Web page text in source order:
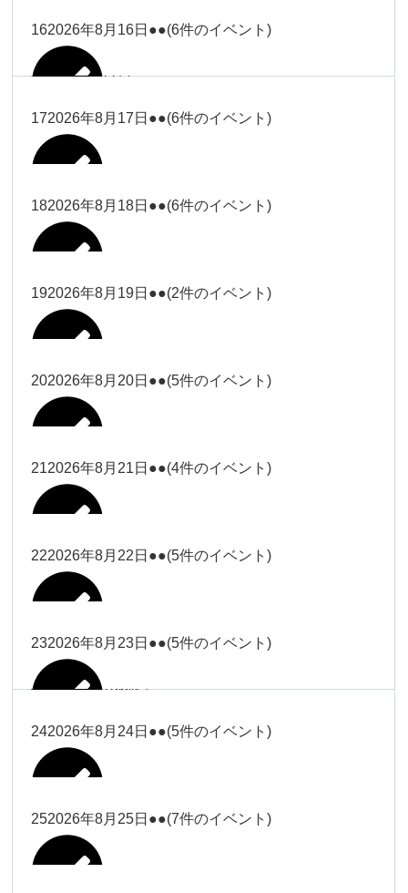
院長
Close Close
2026年8月1日
院長
Close Close
2026年8月2日
関谷（17-19時）
院長
Close Close
2026年8月3日
院長
関谷（17-
Close
関谷（17-19時）
2026年8月7日
2026年8月8日
関谷（17-
Close
関谷（17-19時）
2026年8月8日
院長
院長
大西
小林
Close
2026年8月9日
ー18時）
Close Close
2026年8月9日
19時）
Close Close
2026年8月9日
Close
武井
2026年8月10日
関谷（17-
Close
関谷（17-19時）
2026年8月10日
院長
院長
小林
2026年8月11日
時ー19
時）
松本（17時ー19時）
武井
Close
2026年8月11日
Close Close
院長
2026年8月11日
松本
Close Close
松本
2026年8月12日
Close Close
大西
2026年8月13日
武井
武井
関谷（17-
19時）
関谷（17-19時）
院長
Close Close
塩川
松本（9時
ー18時）
Close Close
松本（9時ー18時）
2026年8月14日
Close
武井
2026年8月14日
関谷（17-
Close
関谷（17-19時）
2026年8月14日
冨田（9時
Close Close
冨田（9時ー18時）
2026年8月15日
小林
Close Close
2026年8月15日
Close
武井
2026年8月15日
関谷（17-
Close
関谷（17-19時）
162026年8月16日 ●●(6件のイベント)
大西
大西
Close Close
小林
2026年8月16日
武井(9時ー
Close
武井(9時ー18時)
2026年8月16日
無題のイベ
172026年8月17日 ●●(6件のイベント)
塩川
塩川
大西
Close Close
大西
2026年8月17日
小林
小林
182026年8月18日 ●●(6件のイベント)
冨田（17
時）
Close Close
2026年8月18日
大西（9時
ー18時）
Close Close
大西（9時ー18時）
2026年8月18日
小林
192026年8月19日 ●●(2件のイベント)
冨田
冨田
塩川
Close Close
塩川
2026年8月19日
202026年8月20日 ●●(5件のイベント)
冨田
冨田
Close Close
塩川
2026年8月20日
212026年8月21日 ●●(4件のイベント)
塩川
塩川
松本（9時
ー18時）
Close Close
222026年8月22日 ●●(5件のイベント)
冨田（9時
Close Close
冨田（9時ー18時）
2026年8月22日
232026年8月23日 ●●(5件のイベント)
小林
小林
242026年8月24日 ●●(5件のイベント)
大西
252026年8月25日 ●●(7件のイベント)